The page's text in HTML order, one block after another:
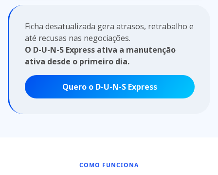
Ficha desatualizada gera atrasos, retrabalho e
até recusas nas negociações.
O D-U-N-S Express ativa a manutenção
ativa desde o primeiro dia.
Quero o D-U-N-S Express
COMO FUNCIONA